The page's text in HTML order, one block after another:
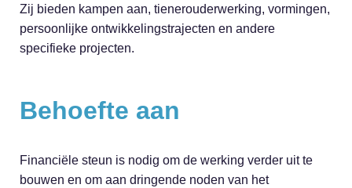
Zij bieden kampen aan, tienerouderwerking, vormingen,
persoonlijke ontwikkelingstrajecten en andere
specifieke projecten.
Behoefte aan
Financiële steun is nodig om de werking verder uit te
bouwen en om aan dringende noden van het